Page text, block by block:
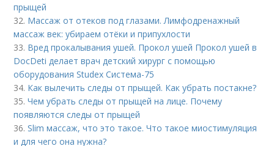
прыщей
32. Массаж от отеков под глазами. Лимфодренажный
массаж век: убираем отёки и припухлости
33. Вред прокалывания ушей. Прокол ушей Прокол ушей в
DocDeti делает врач детский хирург с помощью
оборудования Studex Система-75
34. Как вылечить следы от прыщей. Как убрать постакне?
35.Чем убрать следы от прыщей на лице. Почему
появляются следы от прыщей
36.Slim массаж, что это такое. Что такое миостимуляция
и для чего она нужна?